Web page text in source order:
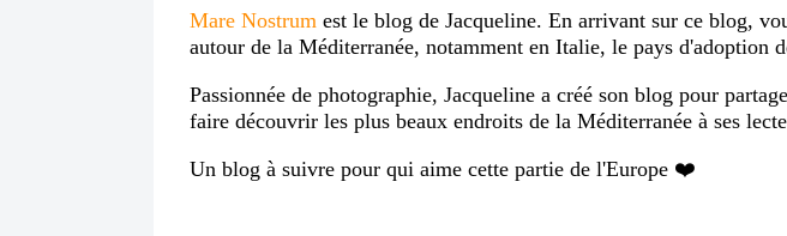
Mare Nostrum est le blog de Jacqueline. En arrivant sur ce blog,
autour de la Méditerranée, notamment en Italie, le pays d'adoption
Passionnée de photographie, Jacqueline a créé son blog pour
faire découvrir les plus beaux endroits de la Méditerranée à ses
Un blog à suivre pour qui aime cette partie de l'Europe ❤️